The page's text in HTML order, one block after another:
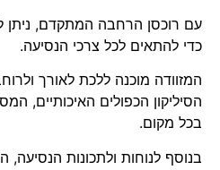
עם רוכסן הרחבה המתקדם, ניתן
כדי להתאים לכל צרכי הנסיעה.
המזוודה מוכנה ללכת לאורך
הסיליקון הכפולים האיכותיים,
בכל מקום.